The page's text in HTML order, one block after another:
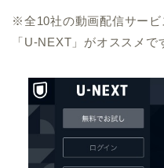
※全10社の動画配信サー
「U-NEXT」がオススメで